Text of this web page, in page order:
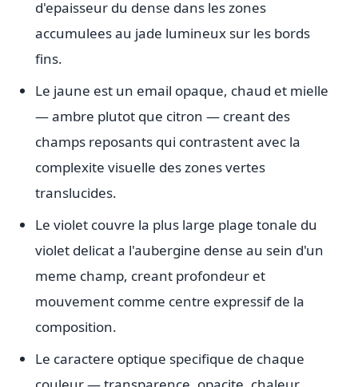
d'epaisseur du dense dans les zones
accumulees au jade lumineux sur les bords
fins.
Le jaune est un email opaque, chaud et mielle
— ambre plutot que citron — creant des
champs reposants qui contrastent avec la
complexite visuelle des zones vertes
translucides.
Le violet couvre la plus large plage tonale du
violet delicat a l'aubergine dense au sein d'un
meme champ, creant profondeur et
mouvement comme centre expressif de la
composition.
Le caractere optique specifique de chaque